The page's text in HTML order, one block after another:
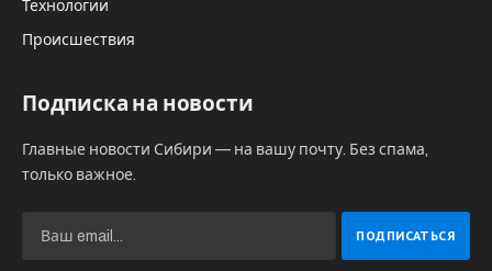
межнациональной политики внутри
России, содействие репатриации
русской культуры при помощи «народной
Сергея Миронова, инициатива создания
общественной организации, призванной